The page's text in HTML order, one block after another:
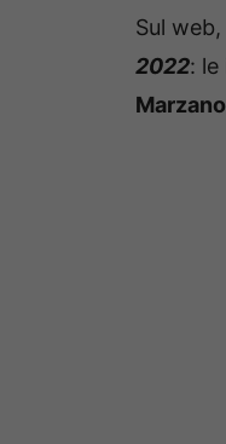
Sul
2022:
Marzano